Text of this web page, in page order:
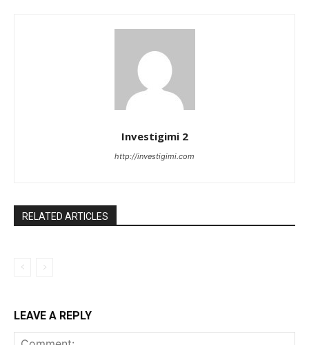
Investigimi 2
http://investigimi.com
RELATED ARTICLES
LEAVE A REPLY